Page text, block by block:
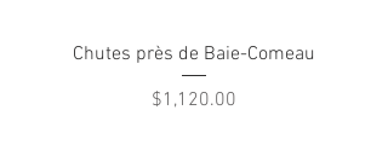
Chutes près de Baie-Comeau
Price
$1,120.00